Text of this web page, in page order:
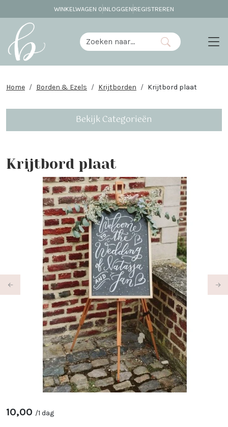
WINKELWAGEN 0 INLOGGEN REGISTREREN
Home Borden & Ezels Krijtborden Krijtbord plaat
Bekijk Categorieën
Krijtbord plaat
10,00 /1 dag
Previous